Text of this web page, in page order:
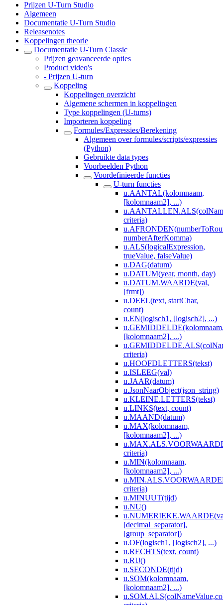
Prijzen U-Turn Studio
Algemeen
Documentatie U-Turn Studio
Releasenotes
Koppelingen theorie
Documentatie U-Turn Classic
Prijzen geavanceerde opties
Product video's
- Prijzen U-turn
Koppeling
Koppelingen overzicht
Algemene schermen in koppelingen
Type koppelingen (U-turns)
Importeren koppeling
Formules/Expressies/Berekening
Algemeen over formules/scripts/expressies
(Python)
Gebruikte data types
Voorbeelden Python
Voordefinieerde functies
U-turn functies
u.AANTAL(kolomnaam,
[kolomnaam2], ...)
criteria)
numberAfterKomma)
u.ALS(logicalExpression,
trueValue, falseValue)
u.DAG(datum)
u.DATUM(year, month, day)
u.DATUM.WAARDE(val,
[frmt])
u.DEEL(text, startChar,
count)
u.EN(logisch1, [logisch2], ...)
[kolomnaam2], ...)
criteria)
u.HOOFDLETTERS(tekst)
u.ISLEEG(val)
u.JAAR(datum)
u.JsonNaarObject(json_string)
u.KLEINE.LETTERS(tekst)
u.LINKS(text, count)
u.MAAND(datum)
u.MAX(kolomnaam,
[kolomnaam2], ...)
criteria)
u.MIN(kolomnaam,
[kolomnaam2], ...)
criteria)
u.MINUUT(tijd)
u.NU()
[decimal_separator],
[group_separator])
u.OF(logisch1, [logisch2], ...)
u.RECHTS(text, count)
u.RIJ()
u.SECONDE(tijd)
u.SOM(kolomnaam,
[kolomnaam2], ...)